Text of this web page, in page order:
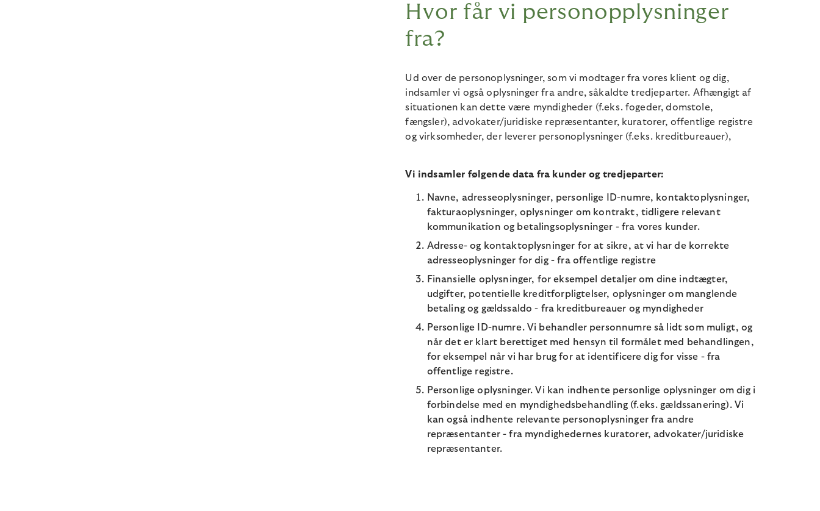
Hvor får vi personopplysninger
fra?
Ud over de personoplysninger, som vi modtager fra vores klient og dig,
indsamler vi også oplysninger fra andre, såkaldte tredjeparter. Afhængigt af
situationen kan dette være myndigheder (f.eks. fogeder, domstole,
fængsler), advokater/juridiske repræsentanter, kuratorer, offentlige registre
og virksomheder, der leverer personoplysninger (f.eks. kreditbureauer),
Vi indsamler følgende data fra kunder og tredjeparter:
Navne, adresseoplysninger, personlige ID-numre, kontaktoplysninger,
fakturaoplysninger, oplysninger om kontrakt, tidligere relevant
kommunikation og betalingsoplysninger - fra vores kunder.
Adresse- og kontaktoplysninger for at sikre, at vi har de korrekte
adresseoplysninger for dig - fra offentlige registre
Finansielle oplysninger, for eksempel detaljer om dine indtægter,
udgifter, potentielle kreditforpligtelser, oplysninger om manglende
betaling og gældssaldo - fra kreditbureauer og myndigheder
Personlige ID-numre. Vi behandler personnumre så lidt som muligt, og
når det er klart berettiget med hensyn til formålet med behandlingen,
for eksempel når vi har brug for at identificere dig for visse - fra
offentlige registre.
Personlige oplysninger. Vi kan indhente personlige oplysninger om dig i
forbindelse med en myndighedsbehandling (f.eks. gældssanering). Vi
kan også indhente relevante personoplysninger fra andre
repræsentanter - fra myndighedernes kuratorer, advokater/juridiske
repræsentanter.